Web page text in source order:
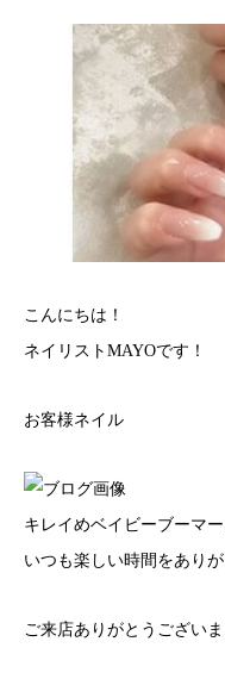
こんにちは！
ネイリストMAYOです！
お客様ネイル
キレイめベイビーブーマー
いつも楽しい時間をあり
ご来店ありがとうござい